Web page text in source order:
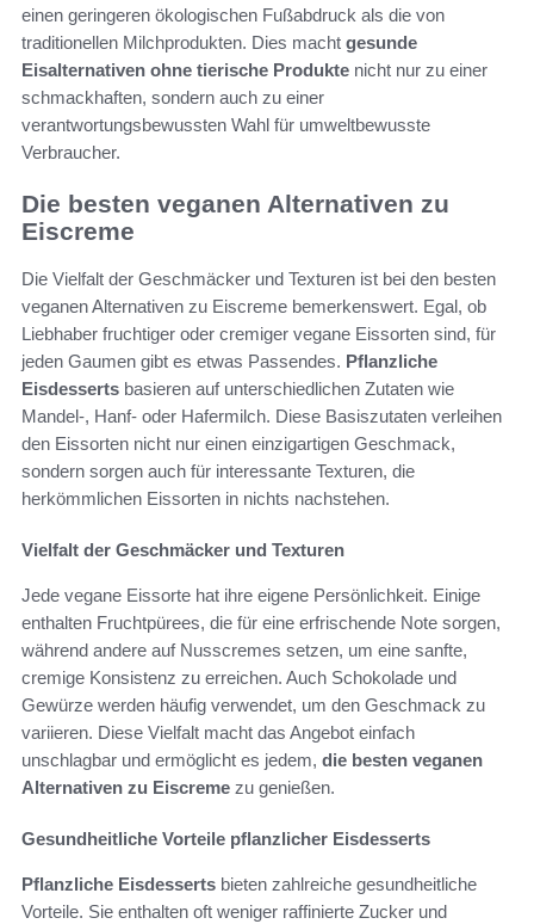
einen geringeren ökologischen Fußabdruck als die von
traditionellen Milchprodukten. Dies macht gesunde
Eisalternativen ohne tierische Produkte nicht nur zu einer
schmackhaften, sondern auch zu einer
verantwortungsbewussten Wahl für umweltbewusste
Verbraucher.
Die besten veganen Alternativen zu
Eiscreme
Die Vielfalt der Geschmäcker und Texturen ist bei den besten
veganen Alternativen zu Eiscreme bemerkenswert. Egal, ob
Liebhaber fruchtiger oder cremiger vegane Eissorten sind, für
jeden Gaumen gibt es etwas Passendes. Pflanzliche
Eisdesserts basieren auf unterschiedlichen Zutaten wie
Mandel-, Hanf- oder Hafermilch. Diese Basiszutaten verleihen
den Eissorten nicht nur einen einzigartigen Geschmack,
sondern sorgen auch für interessante Texturen, die
herkömmlichen Eissorten in nichts nachstehen.
Vielfalt der Geschmäcker und Texturen
Jede vegane Eissorte hat ihre eigene Persönlichkeit. Einige
enthalten Fruchtpürees, die für eine erfrischende Note sorgen,
während andere auf Nusscremes setzen, um eine sanfte,
cremige Konsistenz zu erreichen. Auch Schokolade und
Gewürze werden häufig verwendet, um den Geschmack zu
variieren. Diese Vielfalt macht das Angebot einfach
unschlagbar und ermöglicht es jedem, die besten veganen
Alternativen zu Eiscreme zu genießen.
Gesundheitliche Vorteile pflanzlicher Eisdesserts
Pflanzliche Eisdesserts bieten zahlreiche gesundheitliche
Vorteile. Sie enthalten oft weniger raffinierte Zucker und